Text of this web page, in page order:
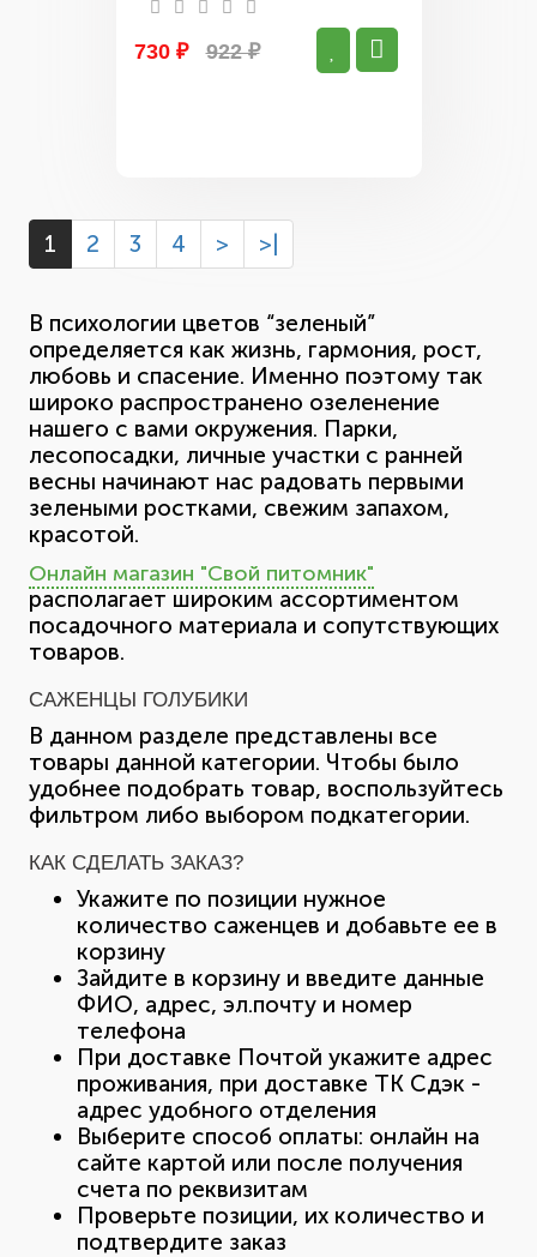
730 ₽ 922 ₽
1 2 3 4 > >|
В психологии цветов “зеленый”
определяется как жизнь, гармония, рост,
любовь и спасение. Именно поэтому так
широко распространено озеленение
нашего с вами окружения. Парки,
лесопосадки, личные участки с ранней
весны начинают нас радовать первыми
зелеными ростками, свежим запахом,
красотой.
Онлайн магазин "Свой питомник"
располагает широким ассортиментом
посадочного материала и сопутствующих
товаров.
САЖЕНЦЫ ГОЛУБИКИ
В данном разделе представлены все
товары данной категории. Чтобы было
удобнее подобрать товар, воспользуйтесь
фильтром либо выбором подкатегории.
КАК СДЕЛАТЬ ЗАКАЗ?
Укажите по позиции нужное
количество саженцев и добавьте ее в
корзину
Зайдите в корзину и введите данные
ФИО, адрес, эл.почту и номер
телефона
При доставке Почтой укажите адрес
проживания, при доставке ТК Сдэк -
адрес удобного отделения
Выберите способ оплаты: онлайн на
сайте картой или после получения
счета по реквизитам
Проверьте позиции, их количество и
подтвердите заказ